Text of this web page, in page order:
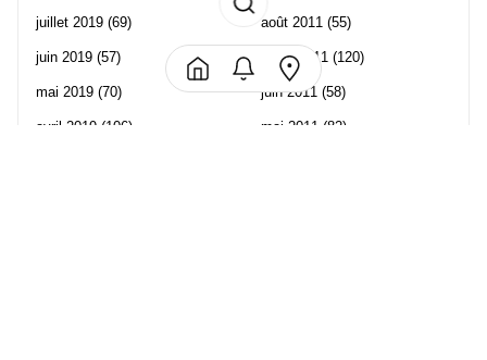
juillet 2019 (69)
juin 2019 (57)
mai 2019 (70)
avril 2019 (106)
août 2011 (55)
juillet 2011 (120)
juin 2011 (58)
mai 2011 (82)